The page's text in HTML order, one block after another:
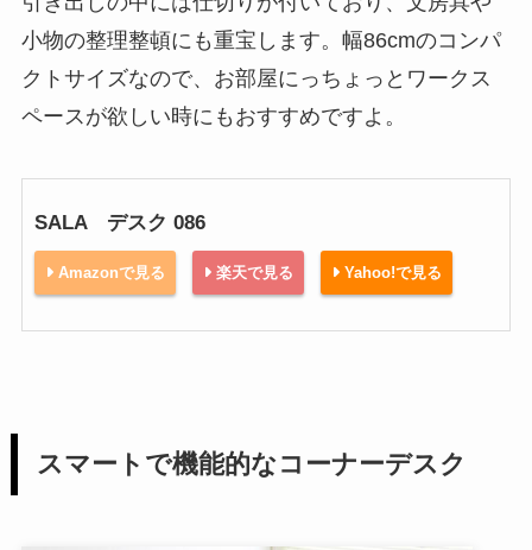
小物の整理整頓にも重宝します。幅86cmのコンパ
クトサイズなので、お部屋にっちょっとワークス
ペースが欲しい時にもおすすめですよ。
SALA デスク 086
Amazonで見る 楽天で見る Yahoo!で見る
スマートで機能的なコーナーデスク